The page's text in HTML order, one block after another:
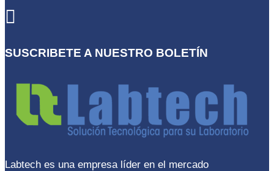

SUSCRIBETE A NUESTRO BOLETÍN
Labtech es una empresa líder en el mercado